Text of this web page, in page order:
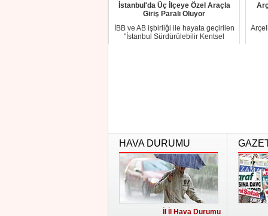
İstanbul'da Üç İlçeye Özel Araçla
Giriş Paralı Oluyor
İBB ve AB işbirliği ile hayata geçirilen
"İstanbul Sürdürülebilir Kentsel
HAVA DURUMU
İl İl Hava Durumu